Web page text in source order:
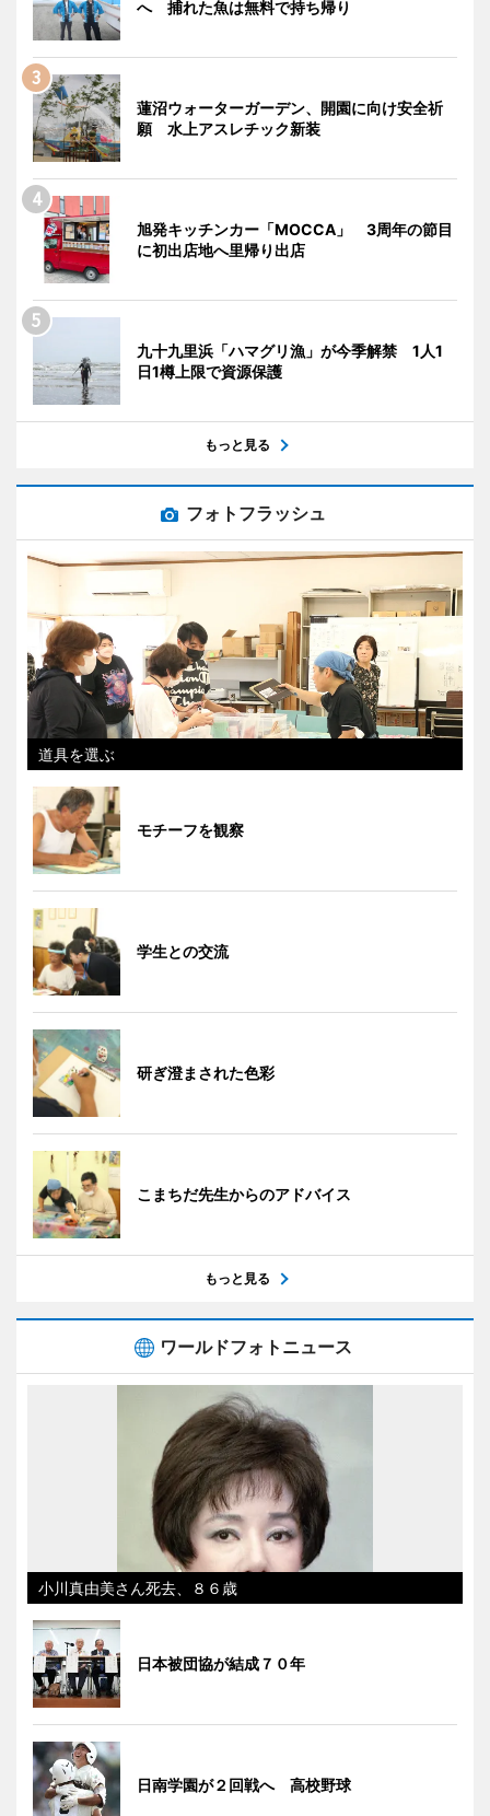
へ 捕れた魚は無料で持ち帰り
蓮沼ウォーターガーデン、開園に向け安全祈
願 水上アスレチック新装
旭発キッチンカー「MOCCA」 3周年の節目
に初出店地へ里帰り出店
九十九里浜「ハマグリ漁」が今季解禁 1人1
日1樽上限で資源保護
もっと見る
フォトフラッシュ
道具を選ぶ
モチーフを観察
学生との交流
研ぎ澄まされた色彩
こまちだ先生からのアドバイス
もっと見る
ワールドフォトニュース
小川真由美さん死去、８６歳
日本被団協が結成７０年
日南学園が２回戦へ 高校野球